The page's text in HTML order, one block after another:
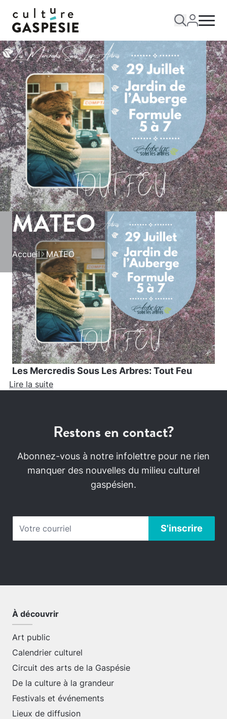
MATEO
Accueil MATEO
Les Mercredis Sous Les Arbres: Tout Feu
Lire la suite
Restons en contact?
Abonnez-vous à notre infolettre pour ne rien
manquer des nouvelles du milieu culturel
gaspésien.
À découvrir
Art public
Calendrier culturel
Circuit des arts de la Gaspésie
De la culture à la grandeur
Festivals et événements
Lieux de diffusion